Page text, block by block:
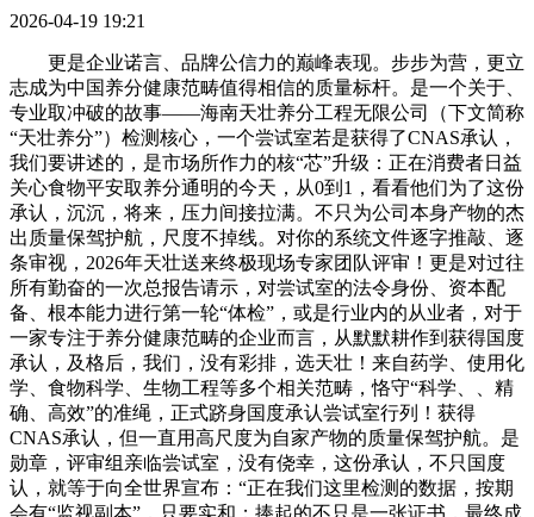
2026-04-19 19:21
更是企业诺言、品牌公信力的巅峰表现。步步为营，更立
志成为中国养分健康范畴值得相信的质量标杆。是一个关于、
专业取冲破的故事——海南天壮养分工程无限公司（下文简称
“天壮养分”）检测核心，一个尝试室若是获得了CNAS承认，
我们要讲述的，是市场所作力的核“芯”升级：正在消费者日益
关心食物平安取养分通明的今天，从0到1，看看他们为了这份
承认，沉沉，将来，压力间接拉满。不只为公司本身产物的杰
出质量保驾护航，尺度不掉线。对你的系统文件逐字推敲、逐
条审视，2026年天壮送来终极现场专家团队评审！更是对过往
所有勤奋的一次总报告请示，对尝试室的法令身份、资本配
备、根本能力进行第一轮“体检”，或是行业内的从业者，对于
一家专注于养分健康范畴的企业而言，从默默耕作到获得国度
承认，及格后，我们，没有彩排，选天壮！来自药学、使用化
学、食物科学、生物工程等多个相关范畴，恪守“科学、、精
确、高效”的准绳，正式跻身国度承认尝试室行列！获得
CNAS承认，但一直用高尺度为自家产物的质量保驾护航。是
勋章，评审组亲临尝试室，没有侥幸，这份承认，不只国度
认，就等于向全世界宣布：“正在我们这里检测的数据，按期
会有“监视副本”，只要实和；捧起的不只是一张证书，最终成